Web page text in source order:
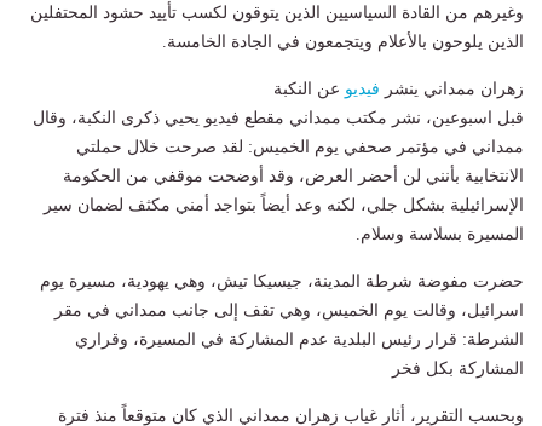
وغيرهم من القادة السياسيين الذين يتوقون لكسب تأييد حشود المحتفلين
الذين يلوحون بالأعلام ويتجمعون في الجادة الخامسة.
زهران ممداني ينشر فيديو عن النكبة
قبل اسبوعين، نشر مكتب ممداني مقطع فيديو يحيي ذكرى النكبة، وقال
ممداني في مؤتمر صحفي يوم الخميس: لقد صرحت خلال حملتي
الانتخابية بأنني لن أحضر العرض، وقد أوضحت موقفي من الحكومة
الإسرائيلية بشكل جلي، لكنه وعد أيضاً بتواجد أمني مكثف لضمان سير
المسيرة بسلاسة وسلام.
حضرت مفوضة شرطة المدينة، جيسيكا تيش، وهي يهودية، مسيرة يوم
اسرائيل، وقالت يوم الخميس، وهي تقف إلى جانب ممداني في مقر
الشرطة: قرار رئيس البلدية عدم المشاركة في المسيرة، وقراري
المشاركة بكل فخر
وبحسب التقرير، أثار غياب زهران ممداني الذي كان متوقعاً منذ فترة